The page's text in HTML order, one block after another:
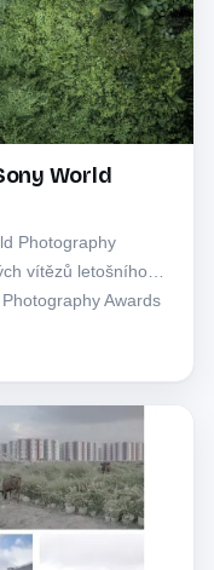
World
Photography
vítězů letošního
Awards